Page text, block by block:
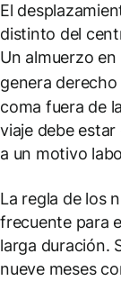
El
distinto del
Un almuerzo
genera derecho
coma fuera de
viaje debe
a un motivo
La regla de los
frecuente para
larga duración.
nueve meses